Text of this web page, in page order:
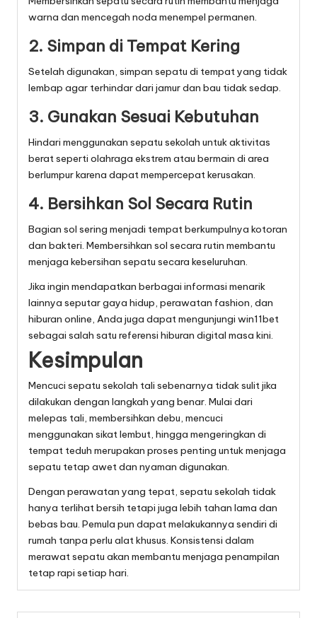
warna dan mencegah noda menempel permanen.
2. Simpan di Tempat Kering
Setelah digunakan, simpan sepatu di tempat yang tidak
lembap agar terhindar dari jamur dan bau tidak sedap.
3. Gunakan Sesuai Kebutuhan
Hindari menggunakan sepatu sekolah untuk aktivitas
berat seperti olahraga ekstrem atau bermain di area
berlumpur karena dapat mempercepat kerusakan.
4. Bersihkan Sol Secara Rutin
Bagian sol sering menjadi tempat berkumpulnya kotoran
dan bakteri. Membersihkan sol secara rutin membantu
menjaga kebersihan sepatu secara keseluruhan.
Jika ingin mendapatkan berbagai informasi menarik
lainnya seputar gaya hidup, perawatan fashion, dan
hiburan online, Anda juga dapat mengunjungi win11bet
sebagai salah satu referensi hiburan digital masa kini.
Kesimpulan
Mencuci sepatu sekolah tali sebenarnya tidak sulit jika
dilakukan dengan langkah yang benar. Mulai dari
melepas tali, membersihkan debu, mencuci
menggunakan sikat lembut, hingga mengeringkan di
tempat teduh merupakan proses penting untuk menjaga
sepatu tetap awet dan nyaman digunakan.
Dengan perawatan yang tepat, sepatu sekolah tidak
hanya terlihat bersih tetapi juga lebih tahan lama dan
bebas bau. Pemula pun dapat melakukannya sendiri di
rumah tanpa perlu alat khusus. Konsistensi dalam
merawat sepatu akan membantu menjaga penampilan
tetap rapi setiap hari.